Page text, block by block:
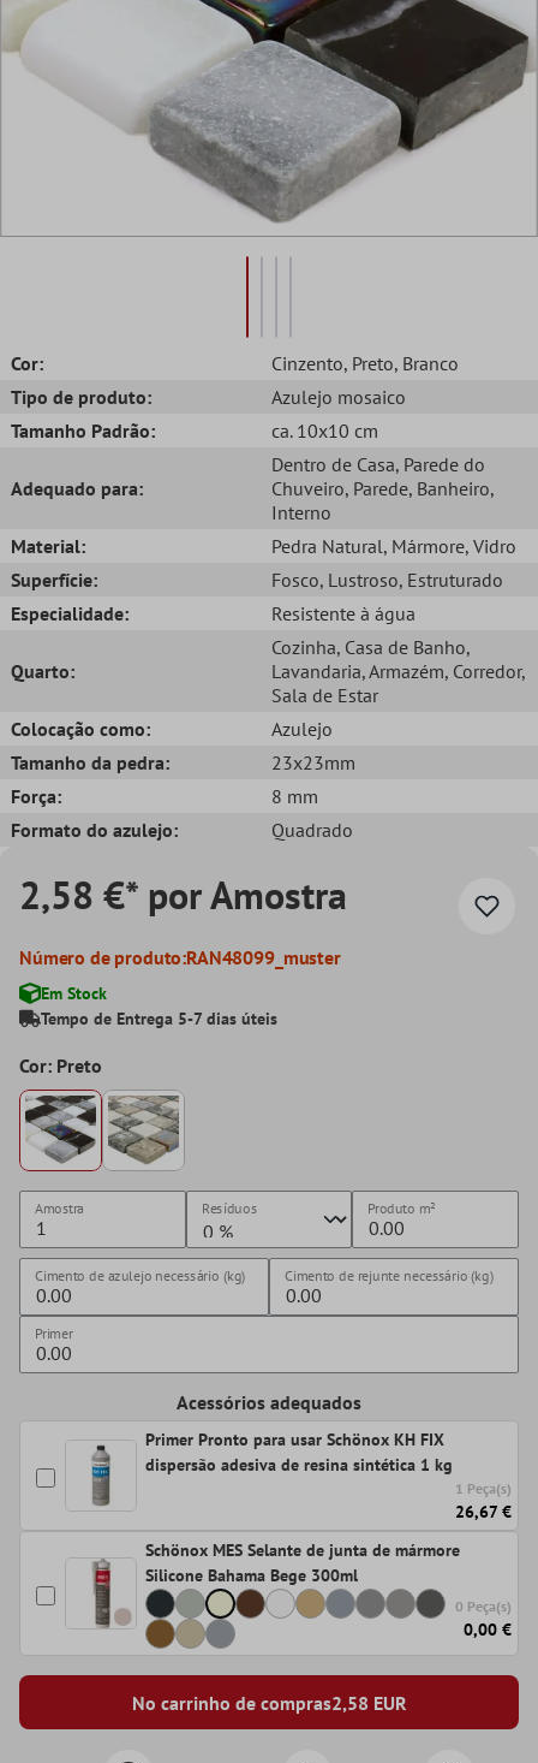
Cor: Cinzento, Preto, Branco
Tipo de produto:
Azulejo mosaico
Tamanho Padrão:
ca. 10x10 cm
Adequado para:
Dentro de Casa, Parede do
Chuveiro, Parede, Banheiro,
Interno
Material:
Pedra Natural, Mármore, Vidro
Superfície:
Fosco, Lustroso, Estruturado
Especialidade:
Resistente à água
Quarto:
Cozinha, Casa de Banho,
Lavandaria, Armazém, Corredor,
Sala de Estar
Colocação como:
Azulejo
Tamanho da pedra:
23x23mm
Força:
8 mm
Formato do azulejo:
Quadrado
2,58 €* por Amostra
Número de produto:RAN48099_muster
Em Stock
Tempo de Entrega 5-7 dias úteis
Cor: Preto
Amostra Resíduos Produto m²
Cimento de azulejo necessário (kg) Cimento de rejunte necessário (kg)
Primer
Acessórios adequados
Primer Pronto para usar Schönox KH FIX
dispersão adesiva de resina sintética 1 kg
1 Peça(s)
26,67 €
Schönox MES Selante de junta de mármore
Silicone Bahama Bege 300ml
0 Peça(s)
0,00 €
No carrinho de compras2,58 EUR